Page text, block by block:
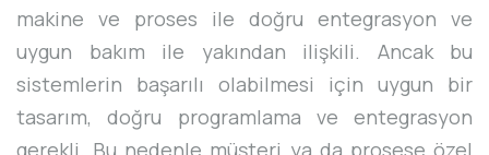
makine ve proses ile doğru entegrasyon ve
uygun bakım ile yakından ilişkili. Ancak bu
sistemlerin başarılı olabilmesi için uygun bir
tasarım, doğru programlama ve entegrasyon
gerekli. Bu nedenle müşteri ya da prosese özel